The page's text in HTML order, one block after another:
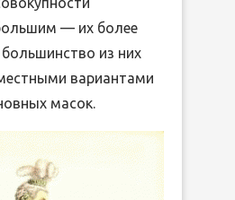
— их более
из них
вариантами
масок.